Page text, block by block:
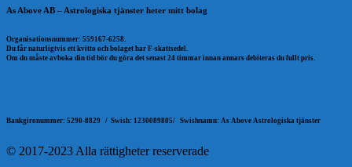
As Above AB – Astrologiska tjänster heter mitt bolag
Organisationsnummer: 559167-6258.
Du får naturligtvis ett kvitto och bolaget har F-skattsedel.
Om du måste avboka din tid bör du göra det senast 24 timmar innan annars debiteras du fullt pris.
Bankgironummer: 5290-8829 / Swish: 1230089805/ Swishnamn: As Above Astrologiska tjänster
© 2017-2023 Alla rättigheter reserverade